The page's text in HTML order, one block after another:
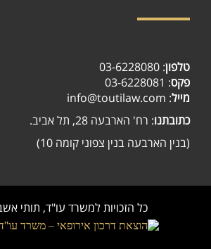
טלפון:
03-6228080
פקס: 03-6228081
מייל: info@toutilaw.com
כתובתנו: רח' הארבעה 28, תל אביב.
(בנין הארבעה בנין צפוני קומה 10)
כל הזכויות למשרד עו"ד, תותי אשבל,